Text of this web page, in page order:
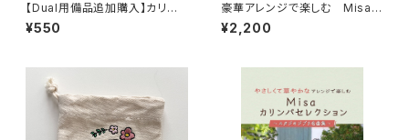
【Dual用備品追加購入】カリン
バ用チェーン / チューニングハ
ンマー /AUXオーディオケーブ
¥550
豪華アレンジで楽しむ Misaカ
リンバセレクション ～ディズニ
ー名曲集～
¥2,200